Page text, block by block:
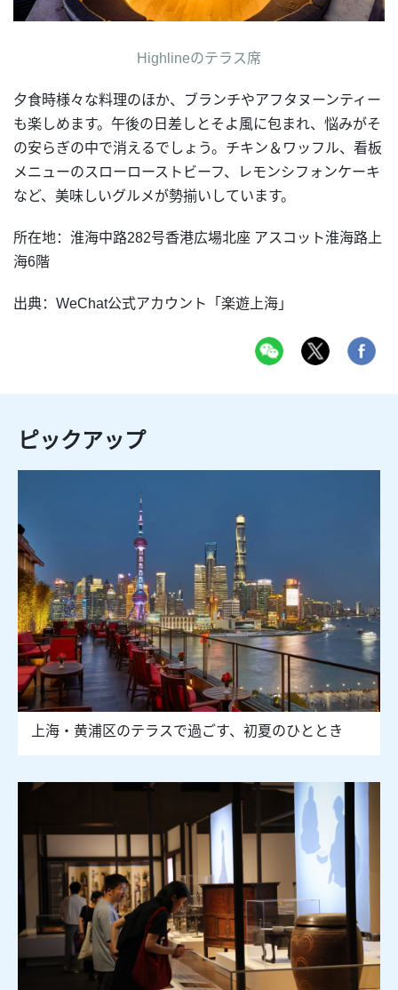
Highlineのテラス席
夕食時様々な料理のほか、ブランチやアフタヌーンティー
も楽しめます。午後の日差しとそよ風に包まれ、悩みがそ
の安らぎの中で消えるでしょう。チキン＆ワッフル、看板
メニューのスローローストビーフ、レモンシフォンケーキ
など、美味しいグルメが勢揃いしています。
所在地：淮海中路282号香港広場北座 アスコット淮海路上
海6階
出典：WeChat公式アカウント「楽遊上海」
ピックアップ
上海・黄浦区のテラスで過ごす、初夏のひととき